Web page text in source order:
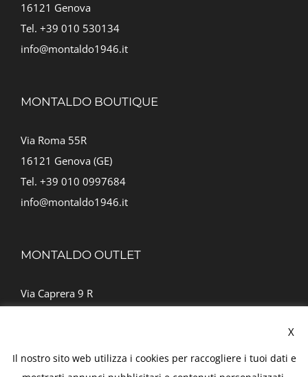
16121 Genova
Tel. +39 010 530134
info@montaldo1946.it
MONTALDO BOUTIQUE
Via Roma 55R
16121 Genova (GE)
Tel. +39 010 0997684
info@montaldo1946.it
MONTALDO OUTLET
Via Caprera 9 R
outlet@montaldo1946.it
X
Il nostro sito web utilizza i cookies per raccogliere i tuoi dati e